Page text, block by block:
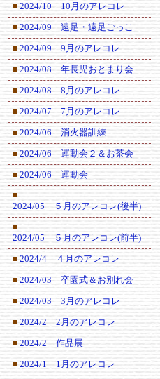
■ 2024/10 10月のアレコレ
■ 2024/09 遠足・遠足ごっこ
■ 2024/09 9月のアレコレ
■ 2024/08 年長児おとまり会
■ 2024/08 8月のアレコレ
■ 2024/07 7月のアレコレ
■ 2024/06 消火器訓練
■ 2024/06 運動会２＆お茶会
■ 2024/06 運動会
■
2024/05 ５月のアレコレ(後半)
■
2024/05 ５月のアレコレ(前半)
■ 2024/4 ４月のアレコレ
■ 2024/03 卒園式＆お別れ会
■ 2024/03 3月のアレコレ
■ 2024/2 2月のアレコレ
■ 2024/2 作品展
■ 2024/1 1月のアレコレ